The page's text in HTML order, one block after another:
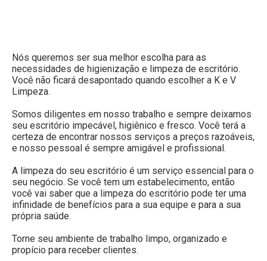
Nós queremos ser sua melhor escolha para as
necessidades de higienização e limpeza de escritório.
Você não ficará desapontado quando escolher a K e V
Limpeza.
Somos diligentes em nosso trabalho e sempre deixamos
seu escritório impecável, higiênico e fresco. Você terá a
certeza de encontrar nossos serviços a preços razoáveis,
e nosso pessoal é sempre amigável e profissional.
A limpeza do seu escritório é um serviço essencial para o
seu negócio. Se você tem um estabelecimento, então
você vai saber que a limpeza do escritório pode ter uma
infinidade de benefícios para a sua equipe e para a sua
própria saúde.
Torne seu ambiente de trabalho limpo, organizado e
propício para receber clientes.